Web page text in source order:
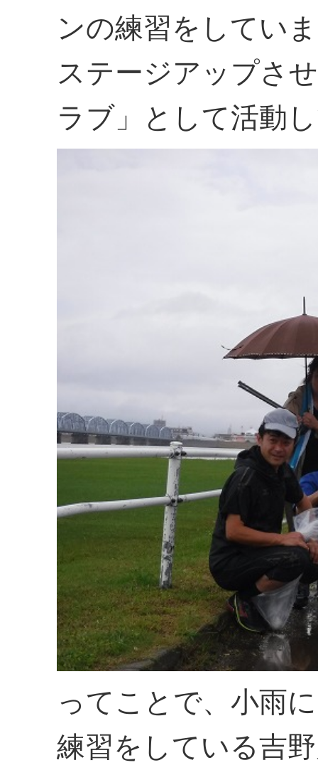
ンの練習をしてい
ステージアップさ
ラブ」として活動
ってことで、小雨
練習をしている吉